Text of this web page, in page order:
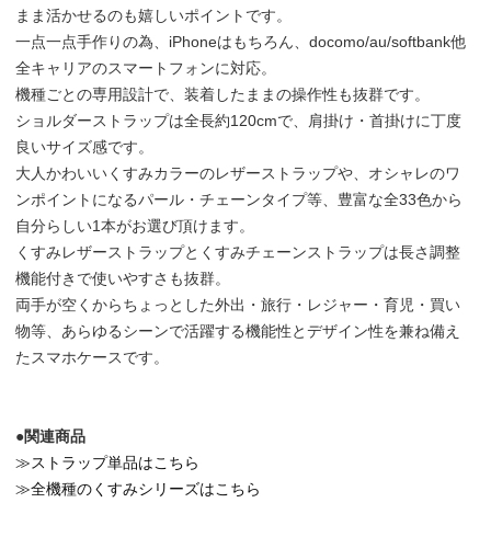
まま活かせるのも嬉しいポイントです。
一点一点手作りの為、iPhoneはもちろん、docomo/au/softbank他
全キャリアのスマートフォンに対応。
機種ごとの専用設計で、装着したままの操作性も抜群です。
ショルダーストラップは全長約120cmで、肩掛け・首掛けに丁度
良いサイズ感です。
大人かわいいくすみカラーのレザーストラップや、オシャレのワ
ンポイントになるパール・チェーンタイプ等、豊富な全33色から
自分らしい1本がお選び頂けます。
くすみレザーストラップとくすみチェーンストラップは長さ調整
機能付きで使いやすさも抜群。
両手が空くからちょっとした外出・旅行・レジャー・育児・買い
物等、あらゆるシーンで活躍する機能性とデザイン性を兼ね備え
たスマホケースです。
●関連商品
≫ストラップ単品はこちら
≫全機種のくすみシリーズはこちら